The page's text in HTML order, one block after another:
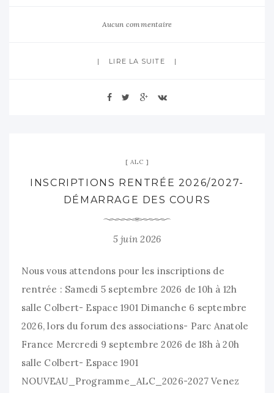
Aucun commentaire
LIRE LA SUITE
ALC
INSCRIPTIONS RENTRÉE 2026/2027-
DÉMARRAGE DES COURS
5 juin 2026
Nous vous attendons pour les inscriptions de
rentrée : Samedi 5 septembre 2026 de 10h à 12h
salle Colbert- Espace 1901 Dimanche 6 septembre
2026, lors du forum des associations- Parc Anatole
France Mercredi 9 septembre 2026 de 18h à 20h
salle Colbert- Espace 1901
NOUVEAU_Programme_ALC_2026-2027 Venez